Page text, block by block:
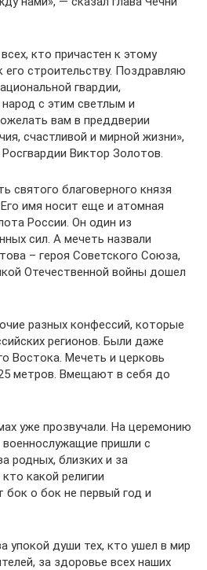
кто причастен к этому
его строительству. Поздравляю
гвардии,
с этим светлым и
вам в преддверии
счастливой и мирной жизни»,
Виктор Золотов.
святого благоверного князя
имя носит еще и атомная
России. Он один из
сил. А мечеть назвали
– героя Советского Союза,
Отечественной войны дошел
разных конфессий, которые
регионов. Были даже
Востока. Мечеть и церковь
метров. Вмещают в себя до
уже прозвучали. На церемонию
пришли с
родных, близких и за
какой религии
бок о бок не первый год и
упокой души тех, кто ушел в мир
за здоровье всех наших